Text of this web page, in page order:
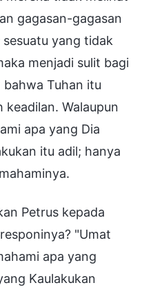
gagasan-gagasan
yang tidak
menjadi sulit bagi
Tuhan itu
keadilan. Walaupun
apa yang Dia
itu adil; hanya
Petrus kepada
"Umat
apa yang
Kaulakukan